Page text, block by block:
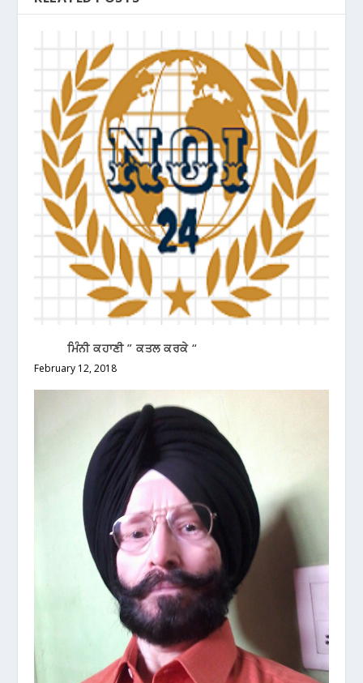
ਮਿੰਨੀ ਕਹਾਣੀ ” ਕਤਲ ਕਰਕੇ “
February 12, 2018